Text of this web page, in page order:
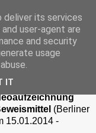
(Berliner
15.01.2014 -
deliver its services
user-agent are
and security
usage
IT